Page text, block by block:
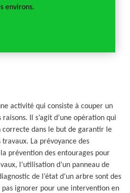
environs.
activité qui consiste à couper un
Il s’agit d’une opération qui
correcte dans le but de garantir le
La prévoyance des
prévention des entourages pour
l’utilisation d’un panneau de
de l’état d’un arbre sont des
ignorer pour une intervention en